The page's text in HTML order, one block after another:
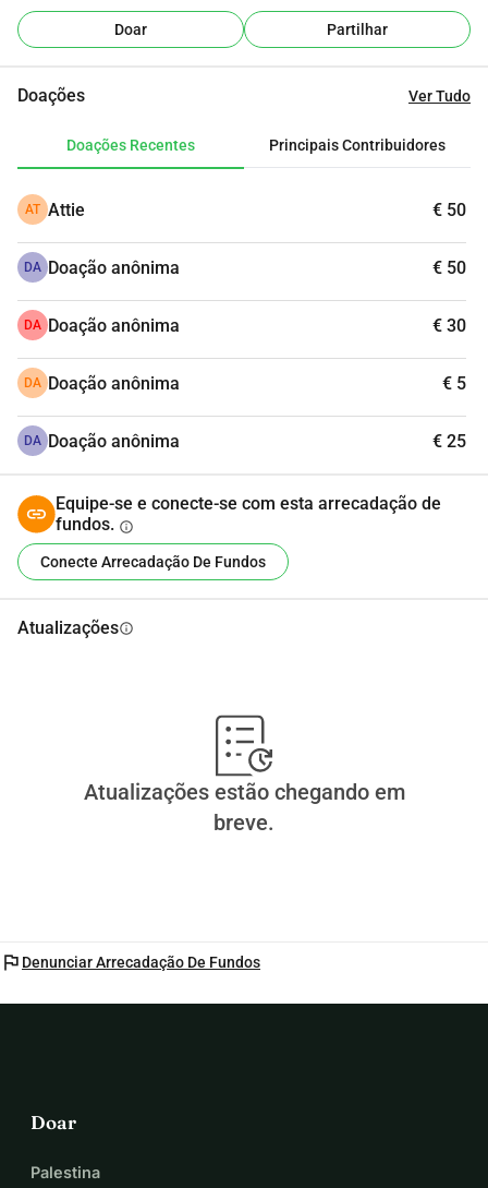
Doar Partilhar
Doações Ver Tudo
Doações Recentes Principais Contribuidores
AT Attie € 50
DA Doação anônima € 50
DA Doação anônima € 30
DA Doação anônima € 5
DA Doação anônima € 25
Equipe-se e conecte-se com esta arrecadação de
fundos. info
Conecte Arrecadação De Fundos
Atualizaçõesinfo
Atualizações estão chegando em
breve.
flag Denunciar Arrecadação De Fundos
Doar
Palestina